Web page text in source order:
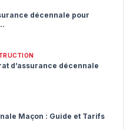
décennale pour
d’assurance décennale
Maçon : Guide et Tarifs